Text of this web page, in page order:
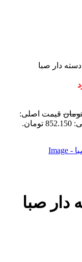
دار صبا
تومان قیمت اصلی:
صبا